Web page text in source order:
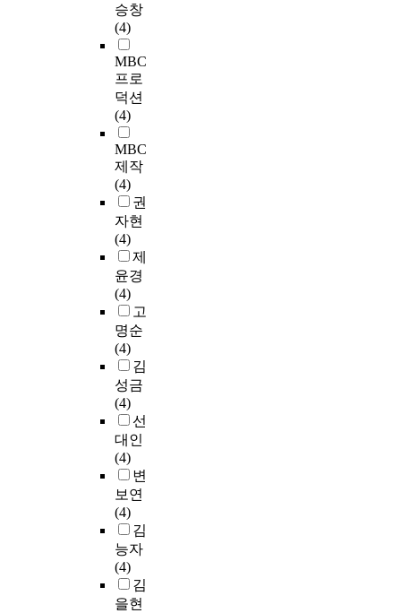
승창
(4)
MBC
프로
덕션
(4)
MBC
제작
(4)
권
자현
(4)
제
윤경
(4)
고
명순
(4)
김
성금
(4)
선
대인
(4)
변
보연
(4)
김
능자
(4)
김
을현